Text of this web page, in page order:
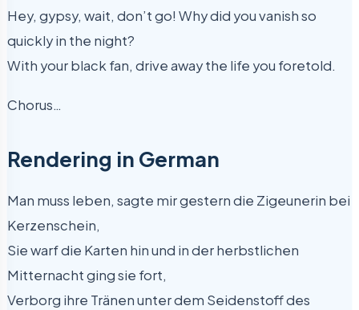
Hey, gypsy, wait, don’t go! Why did you vanish so
quickly in the night?
With your black fan, drive away the life you foretold.
Chorus…
Rendering in German
Man muss leben, sagte mir gestern die Zigeunerin bei
Kerzenschein,
Sie warf die Karten hin und in der herbstlichen
Mitternacht ging sie fort,
Verborg ihre Tränen unter dem Seidenstoff des